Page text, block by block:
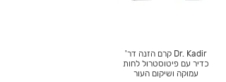
Dr. Kadir קרם הזנה דר'
כדיר עם פיטוסטרול לחות
עמוקה ושיקום העור